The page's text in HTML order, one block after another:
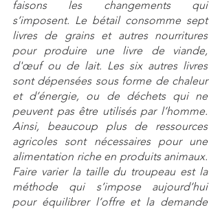
faisons les changements qui
s’imposent. Le bétail consomme sept
livres de grains et autres nourritures
pour produire une livre de viande,
d'œuf ou de lait. Les six autres livres
sont dépensées sous forme de chaleur
et d’énergie, ou de déchets qui ne
peuvent pas être utilisés par l’homme.
Ainsi, beaucoup plus de ressources
agricoles sont nécessaires pour une
alimentation riche en produits animaux.
Faire varier la taille du troupeau est la
méthode qui s’impose aujourd’hui
pour équilibrer l’offre et la demande